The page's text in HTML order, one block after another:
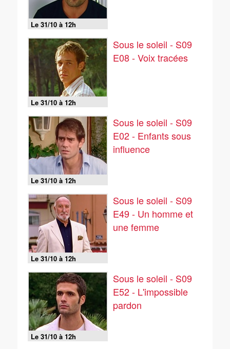
Le 31/10 à 12h
Le 31/10 à 12h
Sous le soleil - S09
E08 - Voix tracées
Le 31/10 à 12h
Sous le soleil - S09
E02 - Enfants sous
influence
Le 31/10 à 12h
Sous le soleil - S09
E49 - Un homme et
une femme
Le 31/10 à 12h
Sous le soleil - S09
E52 - L'impossible
pardon